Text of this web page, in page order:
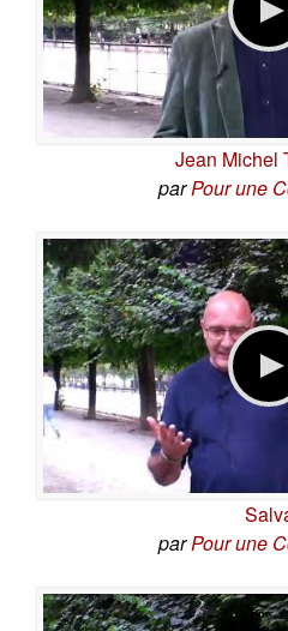
Jean Michel
parPour une
parPour une